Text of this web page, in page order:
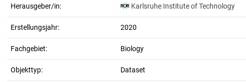
Herausgeber/in: Karlsruhe Institute of Technology
Erstellungsjahr: 2020
Fachgebiet: Biology
Objekttyp: Dataset